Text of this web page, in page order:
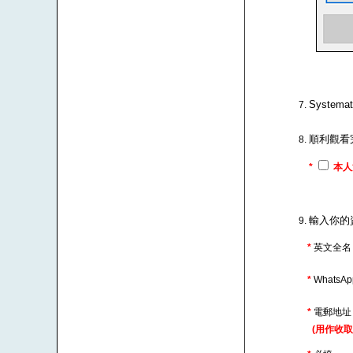
順利觀
* 本
輸入你的
* 英文全
*
* 電郵地
(用作收